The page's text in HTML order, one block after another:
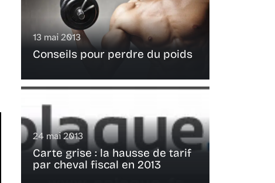
13 mai 2013
Conseils pour perdre du poids
24 mai 2013
Carte grise : la hausse de tarif
par cheval fiscal en 2013